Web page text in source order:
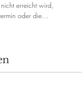
erreicht wird,
oder die…